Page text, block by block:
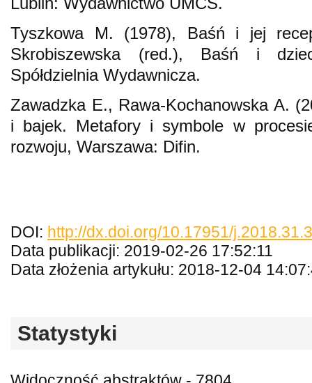
Tyszkowa M. (1978), Baśń i jej
Skrobiszewska (red.), Baśń i
Spółdzielnia Wydawnicza.
Zawadzka E., Rawa-Kochanowska A.
i bajek. Metafory i symbole w
rozwoju, Warszawa: Difin.
DOI: http://dx.doi.org/10.17951/
Data publikacji: 2019-02-26 17:52:11
Data złożenia artykułu: 2018-12-04
Statystyki